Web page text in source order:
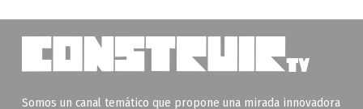
Somos un canal temático que propone una mirada innovadora